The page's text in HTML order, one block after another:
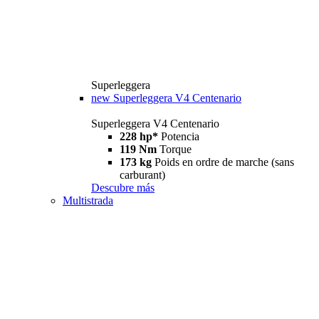
Superleggera
new Superleggera V4 Centenario
Superleggera V4 Centenario
228 hp* Potencia
119 Nm Torque
173 kg Poids en ordre de marche (sans
carburant)
Descubre más
Multistrada